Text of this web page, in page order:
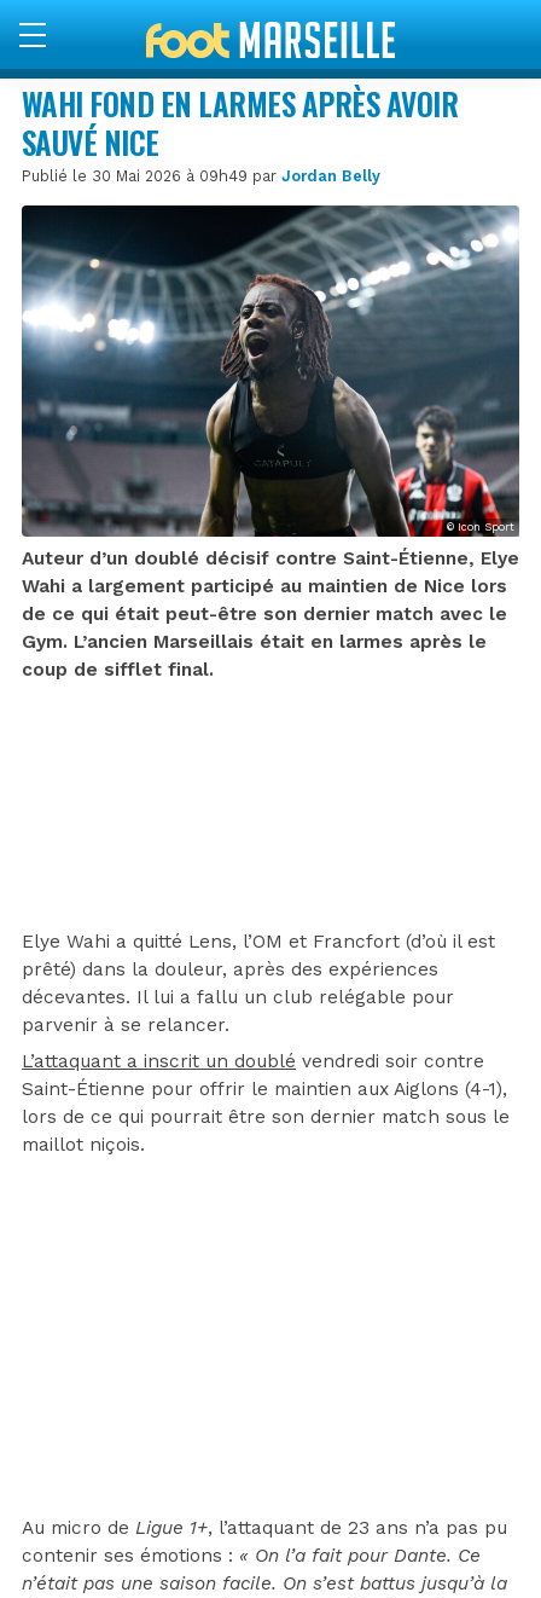
WAHI FOND EN LARMES APRÈS AVOIR
SAUVÉ NICE
Publié le 30 Mai 2026 à 09h49 par Jordan Belly
© Icon Sport
Auteur d’un doublé décisif contre Saint-Étienne, Elye
Wahi a largement participé au maintien de Nice lors
de ce qui était peut-être son dernier match avec le
Gym. L’ancien Marseillais était en larmes après le
coup de sifflet final.
Elye Wahi a quitté Lens, l’OM et Francfort (d’où il est
prêté) dans la douleur, après des expériences
décevantes. Il lui a fallu un club relégable pour
parvenir à se relancer.
L’attaquant a inscrit un doublé vendredi soir contre
Saint-Étienne pour offrir le maintien aux Aiglons (4-1),
lors de ce qui pourrait être son dernier match sous le
maillot niçois.
Au micro de Ligue 1+, l’attaquant de 23 ans n’a pas pu
contenir ses émotions : « On l’a fait pour Dante. Ce
n’était pas une saison facile. On s’est battus jusqu’à la